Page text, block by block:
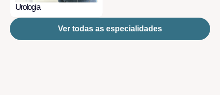
Urologia
Ver todas as especialidades